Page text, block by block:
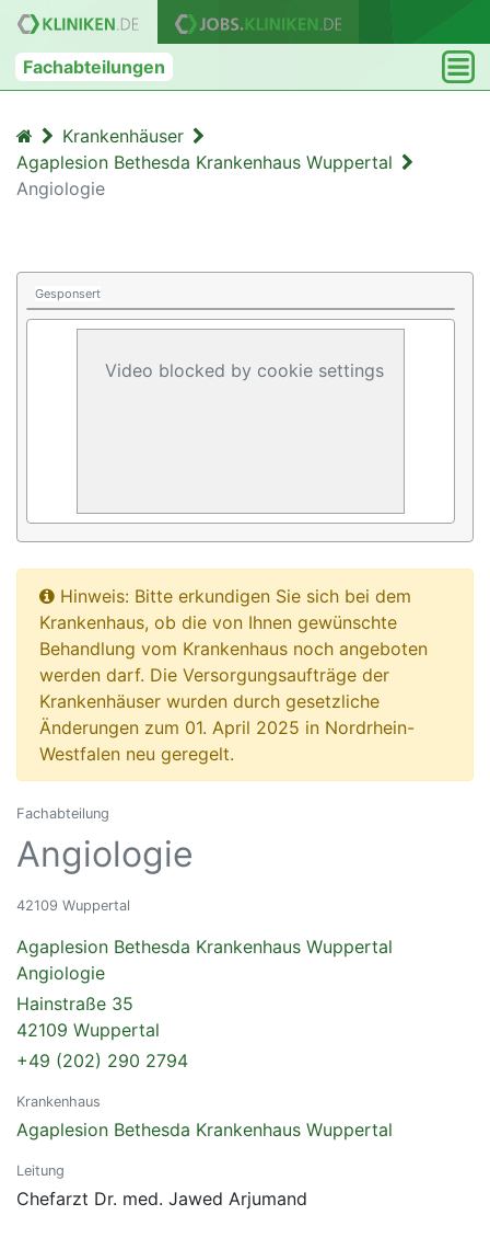
Fachabteilungen
Krankenhäuser
Agaplesion Bethesda Krankenhaus Wuppertal
Angiologie
Gesponsert
Video blocked by cookie settings
Hinweis: Bitte erkundigen Sie sich bei dem
Krankenhaus, ob die von Ihnen gewünschte
Behandlung vom Krankenhaus noch angeboten
werden darf. Die Versorgungsaufträge der
Krankenhäuser wurden durch gesetzliche
Änderungen zum 01. April 2025 in Nordrhein-
Westfalen neu geregelt.
Fachabteilung
Angiologie
42109 Wuppertal
Agaplesion Bethesda Krankenhaus Wuppertal
Angiologie
Hainstraße 35
42109 Wuppertal
+49 (202) 290 2794
Krankenhaus
Agaplesion Bethesda Krankenhaus Wuppertal
Leitung
Chefarzt Dr. med. Jawed Arjumand